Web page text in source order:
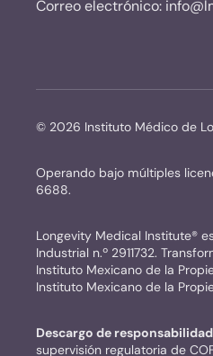
Correo electrónico:
© 2026 Instituto Médico de
Operando bajo múltiples
6688.
Longevity Medical Institute®
Industrial n.º 2911732.
Instituto Mexicano de la
Instituto Mexicano de la
Descargo de
supervisión regulatoria de